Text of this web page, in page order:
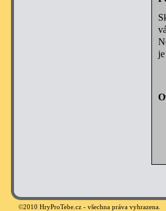
©2010 HryProTebe.cz - všechna práva vyhrazena.